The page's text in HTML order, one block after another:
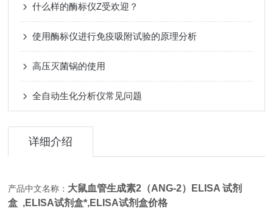
什么样的酶标仪Z受欢迎？
使用酶标仪进行免疫吸附试验的原理分析
高压灭菌锅的使用
全自动生化分析仪常见问题
详细介绍
产品中文名称： 大鼠血管生成素2（ANG-2）ELISA 试剂
盒 ,ELISA试剂盒*,ELISA试剂盒价格